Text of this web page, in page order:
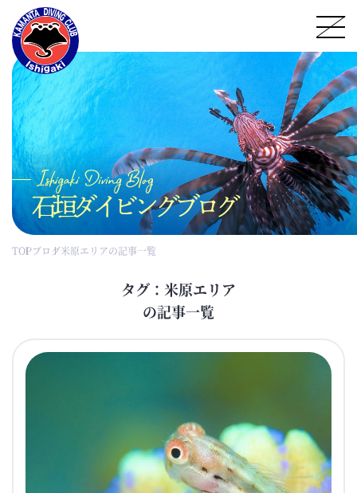
石垣ダイビングブログ
TOPブログ米原エリアの記事一覧
タグ：米原エリア
の記事一覧